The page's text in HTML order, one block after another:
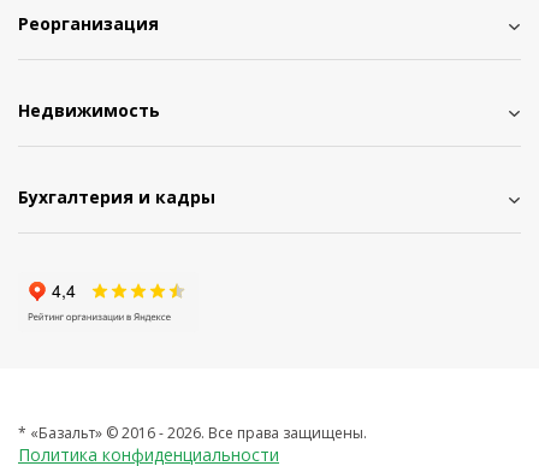
Реорганизация
Недвижимость
Бухгалтерия и кадры
* «Базальт» © 2016 - 2026. Все права защищены.
Политика конфиденциальности